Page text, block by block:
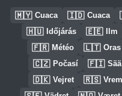
🇲🇾 Cuaca 🇮🇩 Cuaca
🇭🇺 Időjárás 🇪🇪 Ilm
🇫🇷 Météo 🇱🇹 Oras
🇨🇿 Počasí 🇫🇮 Sää
🇩🇰 Vejret 🇷🇸